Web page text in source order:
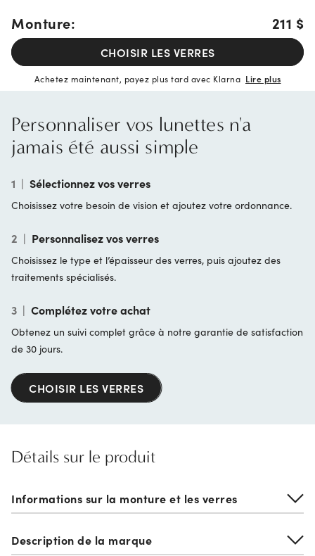
Monture: 211 $
CHOISIR LES VERRES
Achetez maintenant, payez plus tard avec Klarna Lire plus
Personnaliser vos lunettes n'a
jamais été aussi simple
1 | Sélectionnez vos verres
Choisissez votre besoin de vision et ajoutez votre ordonnance.
2 | Personnalisez vos verres
Choisissez le type et l’épaisseur des verres, puis ajoutez des
traitements spécialisés.
3 | Complétez votre achat
Obtenez un suivi complet grâce à notre garantie de satisfaction
de 30 jours.
CHOISIR LES VERRES
Détails sur le produit
Informations sur la monture et les verres
Description de la marque